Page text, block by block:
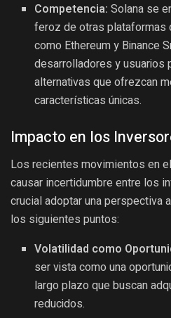
Competencia: Solana se
feroz de otras plataformas
como Ethereum y Binance
desarrolladores y usuarios
alternativas que ofrezcan
características únicas.
Impacto en los
Los recientes movimientos en
causar incertidumbre entre los
crucial adoptar una perspectiva
los siguientes puntos:
Volatilidad como
ser vista como una
largo plazo que buscan
reducidos.